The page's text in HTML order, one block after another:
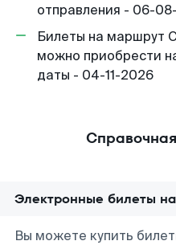
отправления - 06-
Билеты на маршрут
можно приобрести
даты - 04-11-2026
Электронные билеты
Вы можете купить